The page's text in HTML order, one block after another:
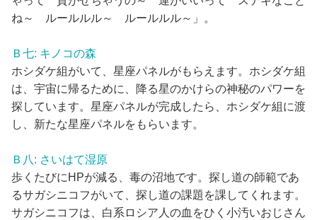
ね～ ルールルル～ ルールルル～」。
Ｂ七: キノコの森
ホシダケ組がいて、星座パネルがもらえます。ホシダケ組
は、宇宙に帰るために、降る星のかけらの神秘のパワーを
探しています。星座パネルが完成したら、ホシダケ組に渡
し、新たな星座パネルをもらいます。
Ｂ八: さいはて湿原
歩くたびにHPが減る、毒の沼地です。探し道の師範であ
るサガシニコフがいて、探し道の課題を課してくれます。
サガシニコフは、白系ロシア人の血をひく小汚いおじさん